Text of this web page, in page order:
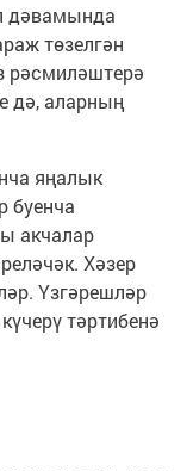
дәвамында
төзелгән
рәсмиләштерә
дә, аларның
яңалык
буенча
акчалар
Хәзер
Үзгәрешләр
тәртибенә